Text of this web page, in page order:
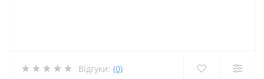
Відгуки: (0)